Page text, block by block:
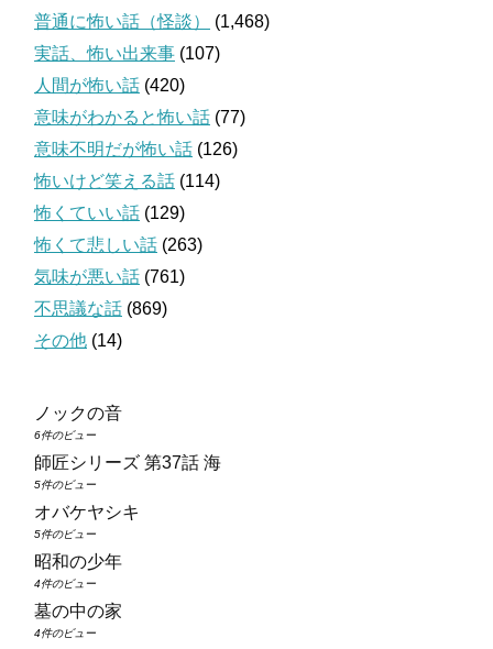
普通に怖い話（怪談）
(1,468)
実話、怖い出来事 (107)
人間が怖い話 (420)
意味がわかると怖い話 (77)
意味不明だが怖い話 (126)
怖いけど笑える話 (114)
怖くていい話 (129)
怖くて悲しい話 (263)
気味が悪い話 (761)
不思議な話 (869)
その他 (14)
ノックの音
6件のビュー
師匠シリーズ 第37話 海
5件のビュー
オバケヤシキ
5件のビュー
昭和の少年
4件のビュー
墓の中の家
4件のビュー